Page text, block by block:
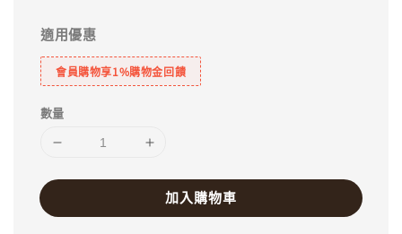
適用優惠
會員購物享1%購物金回饋
數量
加入購物車